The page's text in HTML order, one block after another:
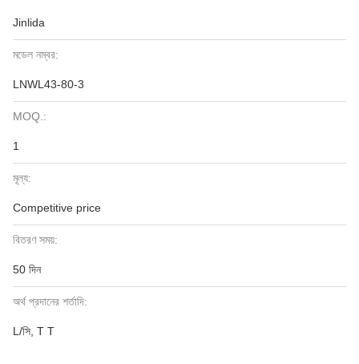
Jinlida
মডেল নম্বর:
LNWL43-80-3
MOQ.:
1
মূল্য:
Competitive price
বিতরণ সময়:
50 দিন
অর্থ প্রদানের শর্তাদি:
L/সি, T T